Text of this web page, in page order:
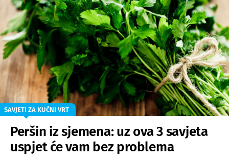
SAVJETI ZA KUĆNI VRT
Peršin iz sjemena: uz ova 3 savjeta
uspjet će vam bez problema